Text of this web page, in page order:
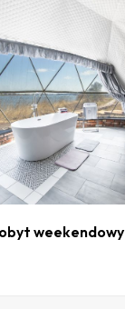
weekendowy